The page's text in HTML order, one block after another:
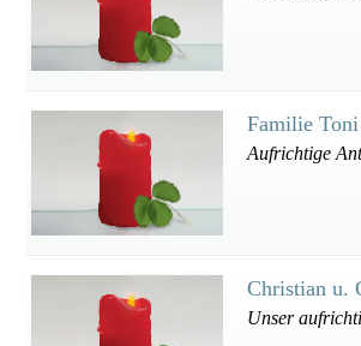
Familie
Aufrichtige
Christian u.
Unser